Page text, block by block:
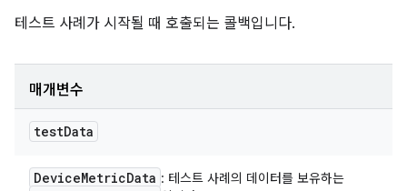
테스트 사례가 시작될 때 호출되는 콜백입니다.
매개변수
testData
DeviceMetricData : 테스트 사례의 데이터를 보유하는